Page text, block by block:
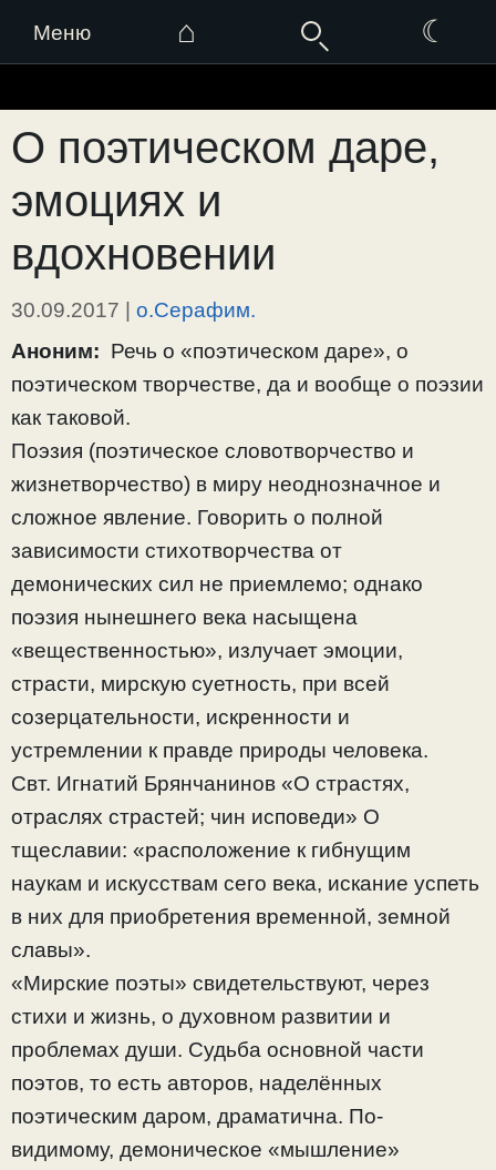
Меню ⌂ ☾
к
содержимому
О поэтическом даре,
эмоциях и
вдохновении
30.09.2017 | о.Серафим.
Аноним: Речь о «поэтическом даре», о
поэтическом творчестве, да и вообще о поэзии
как таковой.
Поэзия (поэтическое словотворчество и
жизнетворчество) в миру неоднозначное и
сложное явление. Говорить о полной
зависимости стихотворчества от
демонических сил не приемлемо; однако
поэзия нынешнего века насыщена
«вещественностью», излучает эмоции,
страсти, мирскую суетность, при всей
созерцательности, искренности и
устремлении к правде природы человека.
Свт. Игнатий Брянчанинов «О страстях,
отраслях страстей; чин исповеди» О
тщеславии: «расположение к гибнущим
наукам и искусствам сего века, искание успеть
в них для приобретения временной, земной
славы».
«Мирские поэты» свидетельствуют, через
стихи и жизнь, о духовном развитии и
проблемах души. Судьба основной части
поэтов, то есть авторов, наделённых
поэтическим даром, драматична. По-
видимому, демоническое «мышление»